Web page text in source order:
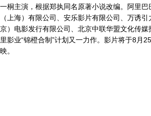
一桐主演，根据郑执同名原著小说改编。阿里
（上海）有限公司、安乐影片有限公司、万诱
京）电影发行有限公司、北京中联华盟文化传
里影业“锦橙合制”计划又一力作。影片将于8月
映。